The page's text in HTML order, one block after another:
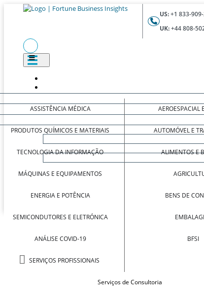
US:+1 833-
UK:+44 808-
ASSISTÊNCIA MÉDICA
PRODUTOS QUÍMICOS E MATERIAIS
TECNOLOGIA DA INFORMAÇÃO
MÁQUINAS E EQUIPAMENTOS
ENERGIA E POTÊNCIA
SEMICONDUTORES E ELETRÓNICA
ANÁLISE COVID-19
SERVIÇOS PROFISSIONAIS
AEROESPACIAL
AUTOMÓVEL E
ALIMENTOS E
BENS DE
BFSI
Serviços de Consultoria